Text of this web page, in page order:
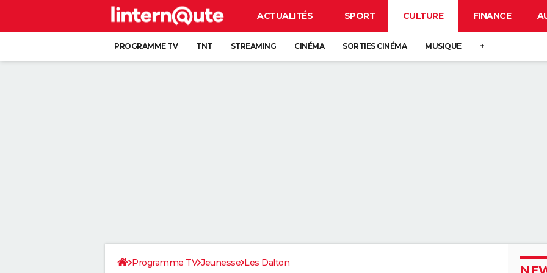
ACTUALITÉS SPORT CULTURE FINANCE
PROGRAMME TV TNT STREAMING CINÉMA SORTIES CINÉMA MUSIQUE +
Programme TV Jeunesse Les Dalton